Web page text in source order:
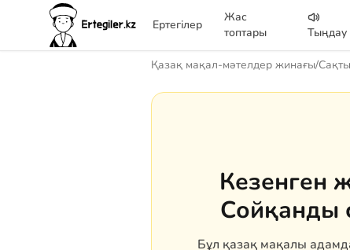
Ертегілер
Жас
топтары
Тыңдау
Қазақ мақал-мәтелдер жинағы/
Кезенген
Сойқанды
Бұл қазақ мақалы